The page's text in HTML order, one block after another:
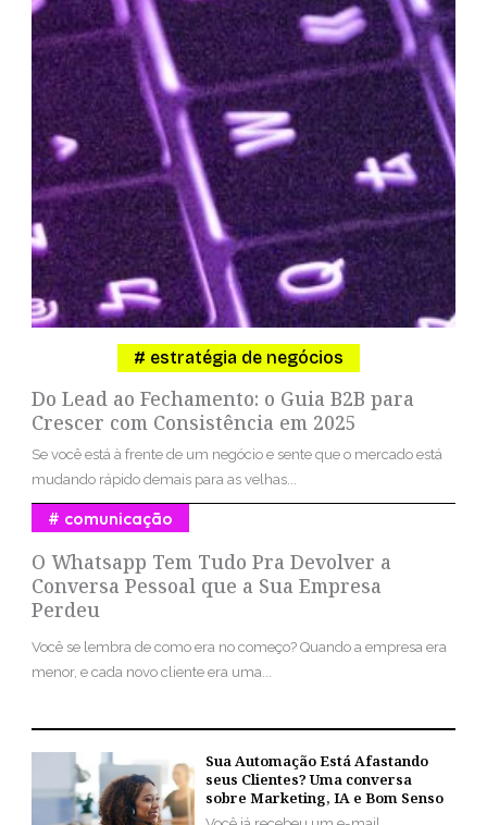
Do Lead ao Fechamento: o Guia B2B para
Crescer com Consistência em 2025
estratégia de negócios
Se você está à frente de um negócio e sente que o mercado está
mudando rápido demais para as velhas...
O Whatsapp Tem Tudo Pra Devolver a
Conversa Pessoal que a Sua Empresa
Perdeu
comunicação
Você se lembra de como era no começo? Quando a empresa era
menor, e cada novo cliente era uma...
Sua Automação Está Afastando
seus Clientes? Uma conversa
sobre Marketing, IA e Bom Senso